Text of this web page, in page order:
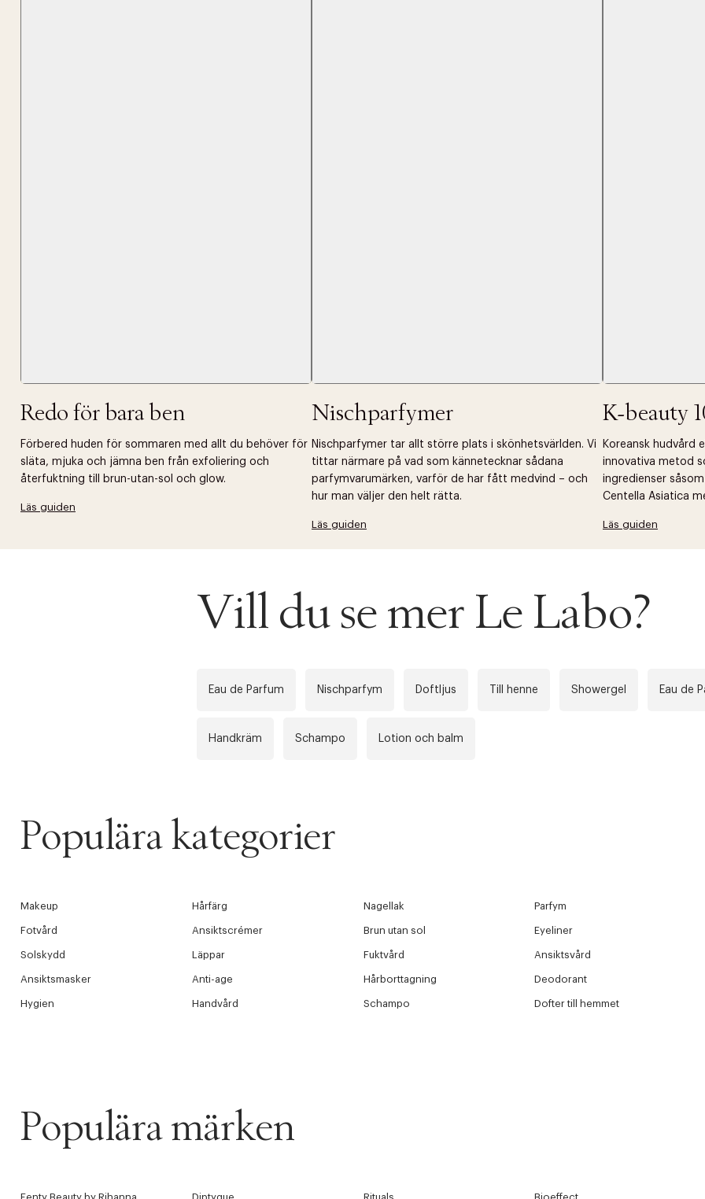
Redo för bara ben
Förbered huden för sommaren med allt du behöver för
släta, mjuka och jämna ben från exfoliering och
återfuktning till brun-utan-sol och glow.
Läs guiden
Nischparfymer
Nischparfymer tar allt större plats i skönhetsvärlden. Vi
tittar närmare på vad som kännetecknar sådana
parfymvarumärken, varför de har fått medvind – och
hur man väljer den helt rätta.
Läs guiden
K-beauty
Koreansk hudvård
innovativa metod
ingredienser
Centella Asiatica
Läs guiden
Vill du se mer Le Labo?
Eau de Parfum Nischparfym Doftljus Till henne Showergel Eau de
Handkräm Schampo Lotion och balm
Populära kategorier
Makeup Hårfärg Nagellak Parfym
Fotvård Ansiktscrémer Brun utan sol Eyeliner
Solskydd Läppar Fuktvård Ansiktsvård
Ansiktsmasker Anti-age Hårborttagning Deodorant
Hygien Handvård Schampo Dofter till hemmet
Populära märken
Fenty Beauty by Rihanna Diptyque Rituals Bioeffect